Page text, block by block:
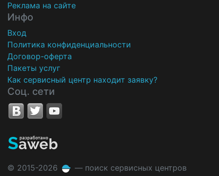
Реклама на сайте
Инфо
Вход
Политика конфиденциальности
Договор-оферта
Пакеты услуг
Как сервисный центр находит заявку?
Соц. сети
© 2015-2026 — поиск сервисных центров